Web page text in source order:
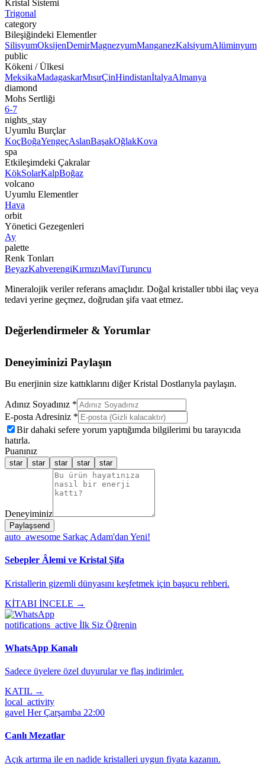
Kristal Sistemi
Trigonal
category
Bileşiğindeki Elementler
SilisyumOksijenDemirMagnezyumManganezKalsiyumAlüminyum
public
Kökeni / Ülkesi
MeksikaMadagaskarMısırÇinHindistanİtalyaAlmanya
diamond
Mohs Sertliği
6-7
nights_stay
Uyumlu Burçlar
KoçBoğaYengeçAslanBaşakOğlakKova
spa
Etkileşimdeki Çakralar
KökSolarKalpBoğaz
volcano
Uyumlu Elementler
Hava
orbit
Yönetici Gezegenleri
Ay
palette
Renk Tonları
BeyazKahverengiKırmızıMaviTuruncu
Mineralojik veriler referans amaçlıdır. Doğal kristaller tıbbi ilaç veya
tedavi yerine geçmez, doğrudan şifa vaat etmez.
Değerlendirmeler & Yorumlar
Deneyiminizi Paylaşın
Bu enerjinin size kattıklarını diğer Kristal Dostlarıyla paylaşın.
Adınız Soyadınız *
E-posta Adresiniz *
Bir dahaki sefere yorum yaptığımda bilgilerimi bu tarayıcıda
hatırla.
Puanınız
star star star star star
Deneyiminiz
Paylaşsend
auto_awesome Sarkaç Adam'dan Yeni!
Sebepler Âlemi ve Kristal Şifa
Kristallerin gizemli dünyasını keşfetmek için başucu rehberi.
KİTABI İNCELE →
notifications_active İlk Siz Öğrenin
WhatsApp Kanalı
Sadece üyelere özel duyurular ve flaş indirimler.
KATIL →
local_activity
gavel Her Çarşamba 22:00
Canlı Mezatlar
Açık artırma ile en nadide kristalleri uygun fiyata kazanın.